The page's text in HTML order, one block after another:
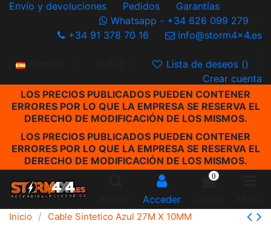
Envío y devoluciones Pedidos
Garantías
Whatsapp - +34 626 099 279
+34 91 378 70 16
info@storm4x4.es
Español Lista de deseos ()
Crear cuenta
LOS PRECIOS PUBLICADOS PUEDEN CONTENER
ERRORES POR LO QUE LA EMPRESA SE RESERVA EL
DERECHO DE MODIFICACIÓN DE LOS MISMOS.
LOS PRECIOS PUBLICADOS PUEDEN CONTENER
ERRORES POR LO QUE LA EMPRESA SE RESERVA EL
DERECHO DE MODIFICACIÓN DE LOS MISMOS.
Acceder
0
Inicio Cable Sintetico Azul 27M X 10MM